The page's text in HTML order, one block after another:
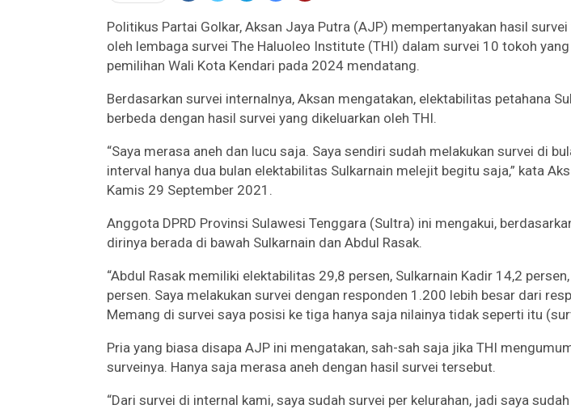
Politikus Partai Golkar, Aksan Jaya Putra (AJP) mempertanyakan hasil
oleh lembaga survei The Haluoleo Institute (THI) dalam survei 10 tokoh
pemilihan Wali Kota Kendari pada 2024 mendatang.
Berdasarkan survei internalnya, Aksan mengatakan, elektabilitas petahana
berbeda dengan hasil survei yang dikeluarkan oleh THI.
“Saya merasa aneh dan lucu saja. Saya sendiri sudah melakukan survei di
interval hanya dua bulan elektabilitas Sulkarnain melejit begitu saja,” kata
Kamis 29 September 2021.
Anggota DPRD Provinsi Sulawesi Tenggara (Sultra) ini mengakui,
dirinya berada di bawah Sulkarnain dan Abdul Rasak.
“Abdul Rasak memiliki elektabilitas 29,8 persen, Sulkarnain Kadir 14,2
persen. Saya melakukan survei dengan responden 1.200 lebih besar dari
Memang di survei saya posisi ke tiga hanya saja nilainya tidak seperti itu
Pria yang biasa disapa AJP ini mengatakan, sah-sah saja jika THI
surveinya. Hanya saja merasa aneh dengan hasil survei tersebut.
“Dari survei di internal kami, saya sudah survei per kelurahan, jadi saya